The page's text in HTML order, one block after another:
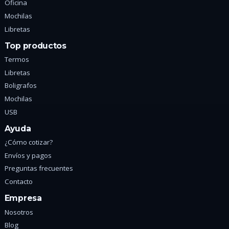
Oficina
Mochilas
Libretas
Top productos
Termos
Libretas
Boligrafos
Mochilas
USB
Ayuda
¿Cómo cotizar?
Envíos y pagos
Preguntas frecuentes
Contacto
Empresa
Nosotros
Blog